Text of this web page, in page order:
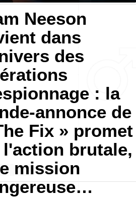
Neeson
dans
des
: la
annonce de
Fix » promet
l'action brutale,
mission